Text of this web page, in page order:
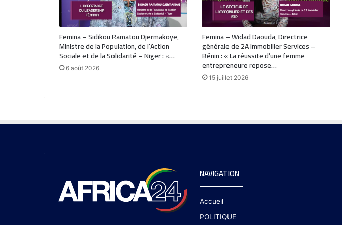
Femina – Sidikou Ramatou Djermakoye,
Ministre de la Population, de l’Action
Sociale et de la Solidarité – Niger : «…
6 août 2026
Femina – Widad Daouda, Directrice
générale de 2A Immobilier Services –
Bénin : « La réussite d’une femme
entrepreneure repose…
15 juillet 2026
NAVIGATION
Accueil
POLITIQUE